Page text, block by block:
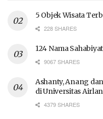
5 Objek Wisata
228 SHARES
124 Nama
9067 SHARES
Ashanty, Anang
di Universitas
4379 SHARES